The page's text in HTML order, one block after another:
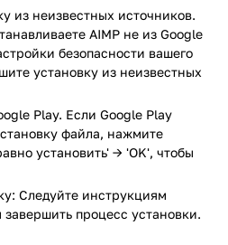
проверку антивирусом
по всем последним
не выявлено.
из неизвестных источников.
AIMP не из Google
безопасности вашего
установку из неизвестных
Play. Если Google Play
файла, нажмите
установить' → 'OK', чтобы
Следуйте инструкциям
процесс установки.